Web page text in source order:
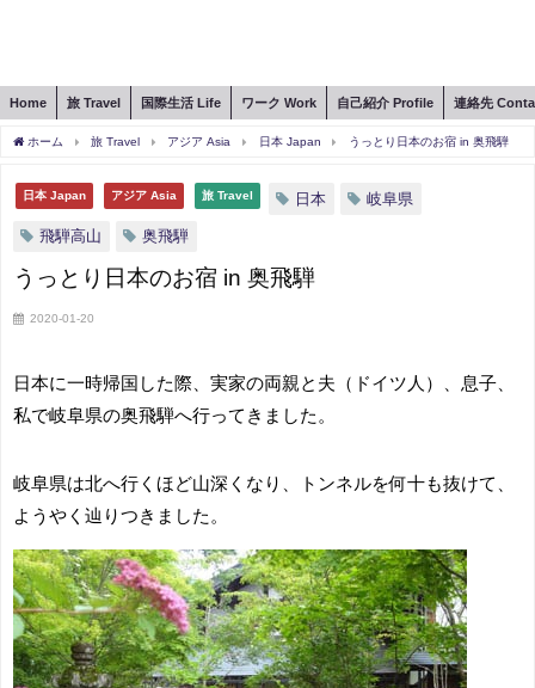
Home 旅 Travel 国際生活 Life ワーク Work 自己紹介 Profile 連絡先
ホーム 旅 Travel アジア Asia 日本 Japan うっとり日本のお宿 in 奥飛騨
日本 Japan アジア Asia 旅 Travel 日本 岐阜県
飛騨高山 奥飛騨
うっとり日本のお宿 in 奥飛騨
2020-01-20
日本に一時帰国した際、実家の両親と夫（ドイツ人）、息子、
私で岐阜県の奥飛騨へ行ってきました。
岐阜県は北へ行くほど山深くなり、トンネルを何十も抜けて、
ようやく辿りつきました。